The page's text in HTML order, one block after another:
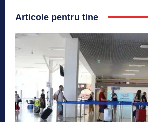
Articole pentru tine